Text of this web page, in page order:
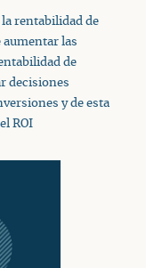
la rentabilidad de
las
de
decisiones
y de esta
ROI